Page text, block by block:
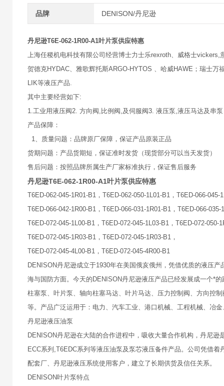
品牌 DENISON/丹尼逊
丹尼逊T6E-062-1R00-A1叶片泵供应特惠
上海任稷机电科技有限公司经营博士力士乐rexroth、威格士
贺德克HYDAC、雅歌辉托斯ARGO-HYTOS 、哈威HAWE；瑞士
LIK等液压产品.
其中主要经营如下:
1.工业用液压阀2. 方向阀,比例阀,及伺服阀3. 液压泵,液压马达及串
产品保障：
1、质量问题：品牌原厂保障，保证产品原装正品
货期问题：产品货期短，保证准时发货（现货部分可以当天发货）
售后问题：按照品牌所属生产厂家标准执行，保证售后服务
丹尼逊T6E-062-1R00-A1叶片泵供应特惠
T6ED-062-045-1R01-B1，T6ED-062-050-1L01-B1，T6ED-066-045-
T6ED-066-042-1R00-B1，T6ED-066-031-1R01-B1，T6ED-066-
T6ED-072-045-1L00-B1，T6ED-072-045-1L03-B1，T6ED-072-050-
T6ED-072-045-1R03-B1，T6ED-072-045-1R03-B1，
T6ED-072-045-4L00-B1，T6ED-072-045-4R00-B1
DENISON丹尼逊成立于1930年在美国俄亥俄州，凭借优质的液压
海与国防方面。今天的DENISON丹尼逊液压产品已经发展成一个*
柱塞泵、叶片泵、轴向柱塞马达、叶片马达、压力控制阀、方向控
等。产品广泛运用于：电力、汽车工业、港口机械、工程机械、冶
丹尼逊液压油泵
DENISON丹尼逊在大陆的合作进程中，吸收大量合作机构，丹尼
ECC系列,T6EDC系列等液压油泵及泵芯液压备件产品。公司凭借
配套厂、丹尼逊液压系统使用客户，建立了长期供货及信任关系。
DENISON叶片泵特点